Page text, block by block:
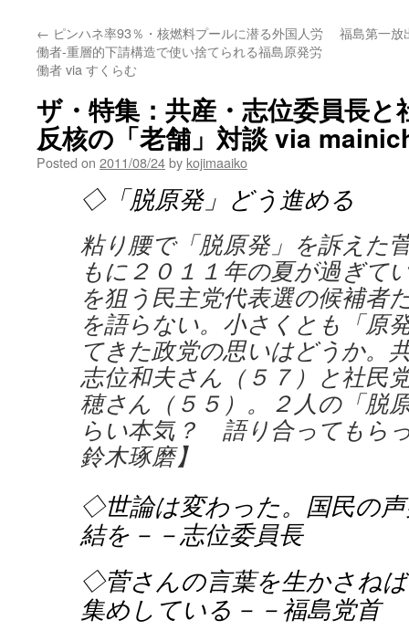
← ピンハネ率93％・核燃料プールに潜る外国人労
働者-重層的下請構造で使い捨てられる福島原発労
働者 via すくらむ
福島第一
ザ・特集：共産・志位委員長と
反核の「老舗」対談 via
Posted on 2011/08/24by kojimaaiko
◇「脱原発」どう進める
粘り腰で「脱原発」を訴えた
もに２０１１年の夏が過ぎて
を狙う民主党代表選の候補者
を語らない。小さくとも「原
てきた政党の思いはどうか。
志位和夫さん（５７）と社民
穂さん（５５）。２人の「脱
らい本気？ 語り合ってもら
鈴木琢磨】
◇世論は変わった。国民の
結を－－志位委員長
◇菅さんの言葉を生かさね
集めしている－－福島党首